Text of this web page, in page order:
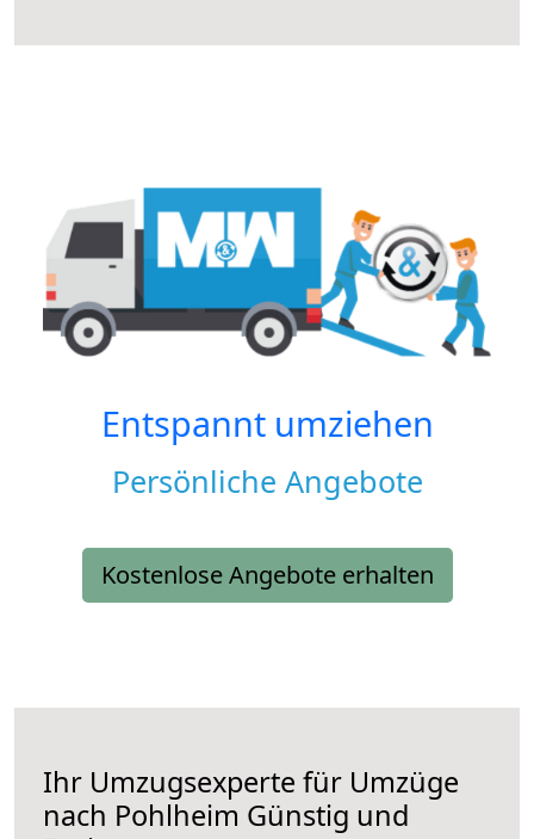
Entspannt umziehen
Persönliche Angebote
Kostenlose Angebote erhalten
Ihr Umzugsexperte für Umzüge
nach Pohlheim Günstig und